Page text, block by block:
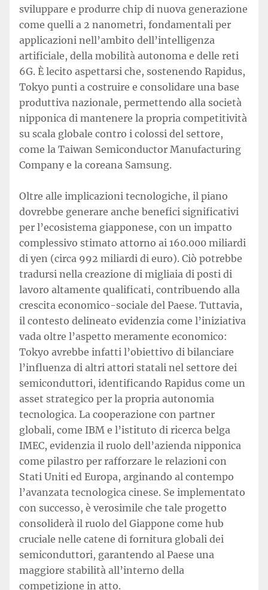
sviluppare e produrre chip di nuova generazione
come quelli a 2 nanometri, fondamentali per
applicazioni nell’ambito dell’intelligenza
artificiale, della mobilità autonoma e delle reti
6G. È lecito aspettarsi che, sostenendo Rapidus,
Tokyo punti a costruire e consolidare una base
produttiva nazionale, permettendo alla società
nipponica di mantenere la propria competitività
su scala globale contro i colossi del settore,
come la Taiwan Semiconductor Manufacturing
Company e la coreana Samsung.
Oltre alle implicazioni tecnologiche, il piano
dovrebbe generare anche benefici significativi
per l’ecosistema giapponese, con un impatto
complessivo stimato attorno ai 160.000 miliardi
di yen (circa 992 miliardi di euro). Ciò potrebbe
tradursi nella creazione di migliaia di posti di
lavoro altamente qualificati, contribuendo alla
crescita economico-sociale del Paese. Tuttavia,
il contesto delineato evidenzia come l’iniziativa
vada oltre l’aspetto meramente economico:
Tokyo avrebbe infatti l’obiettivo di bilanciare
l’influenza di altri attori statali nel settore dei
semiconduttori, identificando Rapidus come un
asset strategico per la propria autonomia
tecnologica. La cooperazione con partner
globali, come IBM e l’istituto di ricerca belga
IMEC, evidenzia il ruolo dell’azienda nipponica
come pilastro per rafforzare le relazioni con
Stati Uniti ed Europa, arginando al contempo
l’avanzata tecnologica cinese. Se implementato
con successo, è verosimile che tale progetto
consoliderà il ruolo del Giappone come hub
cruciale nelle catene di fornitura globali dei
semiconduttori, garantendo al Paese una
maggiore stabilità all’interno della
competizione in atto.